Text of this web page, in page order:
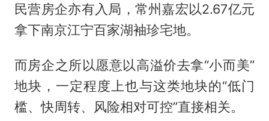
民营房企亦有入局，常州嘉宏以2.67亿元
拿下南京江宁百家湖袖珍宅地。
而房企之所以愿意以高溢价去拿“小而美”
地块，一定程度上也与这类地块的“低门
槛、快周转、风险相对可控”直接相关。